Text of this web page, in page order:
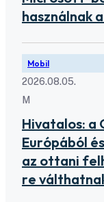
használnak
Mobil
2026.08.05.
M
Hivatalos: a
Európából
az ottani
re